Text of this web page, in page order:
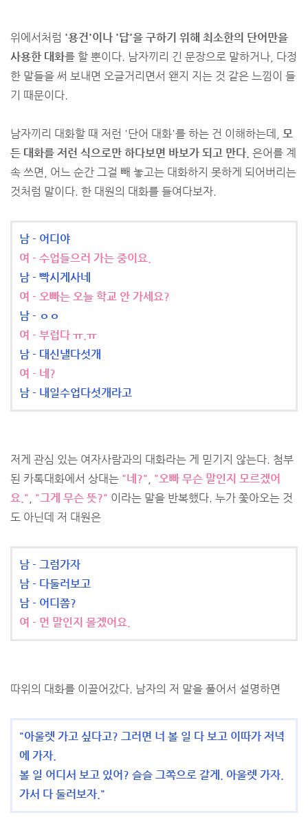
위에서처럼 '용건'이나 '답'을 구하기 위해 최소한의 단어만을
사용한 대화를 할 뿐이다. 남자끼리 긴 문장으로 말하거나, 다정
한 말들을 써 보내면 오글거리면서 왠지 지는 것 같은 느낌이 들
기 때문이다.
남자끼리 대화할 때 저런 '단어 대화'를 하는 건 이해하는데, 모
든 대화를 저런 식으로만 하다보면 바보가 되고 만다. 은어를 계
속 쓰면, 어느 순간 그걸 빼 놓고는 대화하지 못하게 되어버리는
것처럼 말이다. 한 대원의 대화를 들여다보자.
남 - 어디야
여 - 수업들으러 가는 중이요.
남 - 빡시게사네
여 - 오빠는 오늘 학교 안 가세요?
남 - ㅇㅇ
여 - 부럽다 ㅠ.ㅠ
남 - 대신낼다섯개
여 - 네?
남 - 내일수업다섯개라고
저게 관심 있는 여자사람과의 대화라는 게 믿기지 않는다. 첨부
된 카톡대화에서 상대는 "네?" "오빠 무슨 말인지 모르겠어
요." "그게 무슨 뜻?" 이라는 말을 반복했다. 누가 쫓아오는 것
도 아닌데 저 대원은
남 - 그럼가자
남 - 다둘러보고
남 - 어디쯤?
여 - 먼 말인지 몰겠어요.
따위의 대화를 이끌어갔다. 남자의 저 말을 풀어서 설명하면
"아울렛 가고 싶다고? 그러면 너 볼 일 다 보고 이따가 저녁
에 가자.
볼 일 어디서 보고 있어? 슬슬 그쪽으로 갈게. 아울렛 가자.
가서 다 둘러보자."